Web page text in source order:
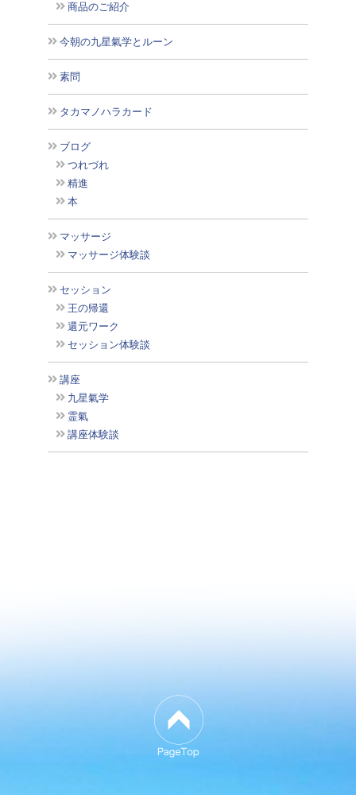
商品のご紹介
今朝の九星氣学とルーン
素問
タカマノハラカード
ブログ
つれづれ
精進
本
マッサージ
マッサージ体験談
セッション
王の帰還
還元ワーク
セッション体験談
講座
九星氣学
霊氣
講座体験談